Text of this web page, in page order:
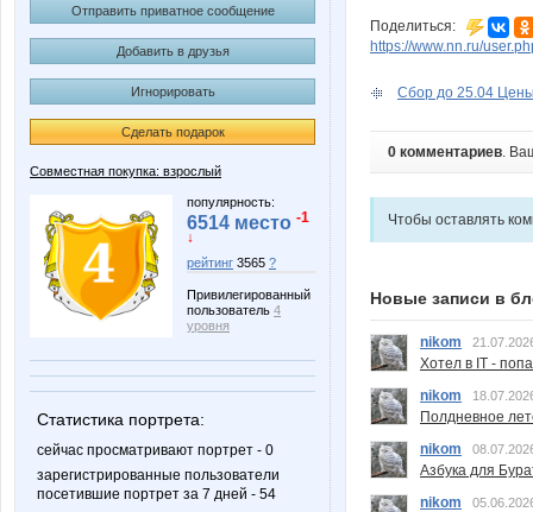
Отправить приватное сообщение
Добавить в друзья
Игнорировать
Сделать подарок
Совместная покупка: взрослый
популярность:
6514 место -1
↓
рейтинг 3565 ?
Привилегированный
пользователь 4
уровня
Статистика портрета:
сейчас просматривают портрет - 0
зарегистрированные пользователи
посетившие портрет за 7 дней - 54
Поделиться:
https://www.nn.ru/
Сбор до 25.04
0 комментариев.
Чтобы оставлять
Новые записи в
nikom
Хотел в IT -
nikom
Полдневное
nikom
Азбука для
nikom